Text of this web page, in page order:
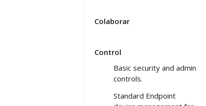
Colaborar
Control
Basic security and admin
controls.
Standard Endpoint